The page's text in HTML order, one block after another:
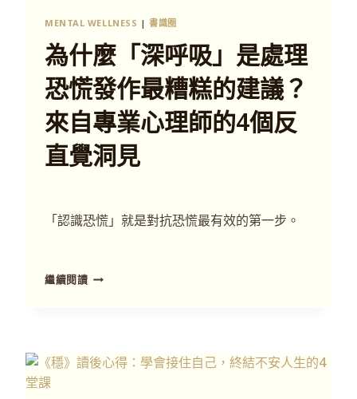
MENTAL WELLNESS |書識圈
為什麼「深呼吸」是處理
恐慌發作最糟糕的建議？
來自專業心理師的4個反
直覺洞見
「認識恐慌」就是對抗恐慌最有效的第一步。
繼續閱讀